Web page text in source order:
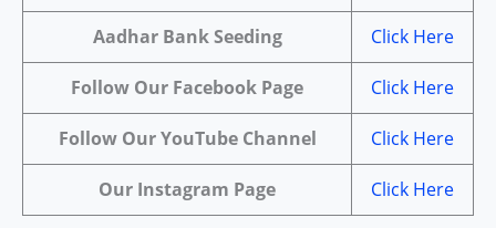
Aadhar Bank Seeding Click Here
Follow Our Facebook Page Click Here
Follow Our YouTube Channel Click Here
Our Instagram Page Click Here